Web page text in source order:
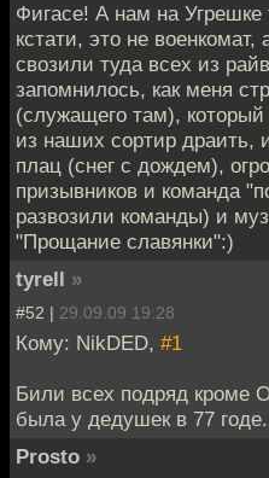
Фигасе! А нам на Угрешке
кстати, это не
свозили туда всех из
запомнилось, как меня
(служащего там), который
из наших сортир драить,
плац (снег с дождем),
призывников и команда
развозили команды) и
"Прощание славянки":)
tyrell »
#52 | 29.09.09 19:28
Кому: NikDED, #1
Били всех подряд кроме
была у дедушек в 77 годе.
Prosto »